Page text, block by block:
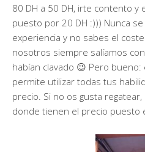
80 DH a 50 DH, irte contento
puesto por 20 DH :))) Nunca
experiencia y no sabes el
nosotros siempre salíamos
habían clavado 😉 Pero
permite utilizar todas tus
precio. Si no os gusta
donde tienen el precio puesto